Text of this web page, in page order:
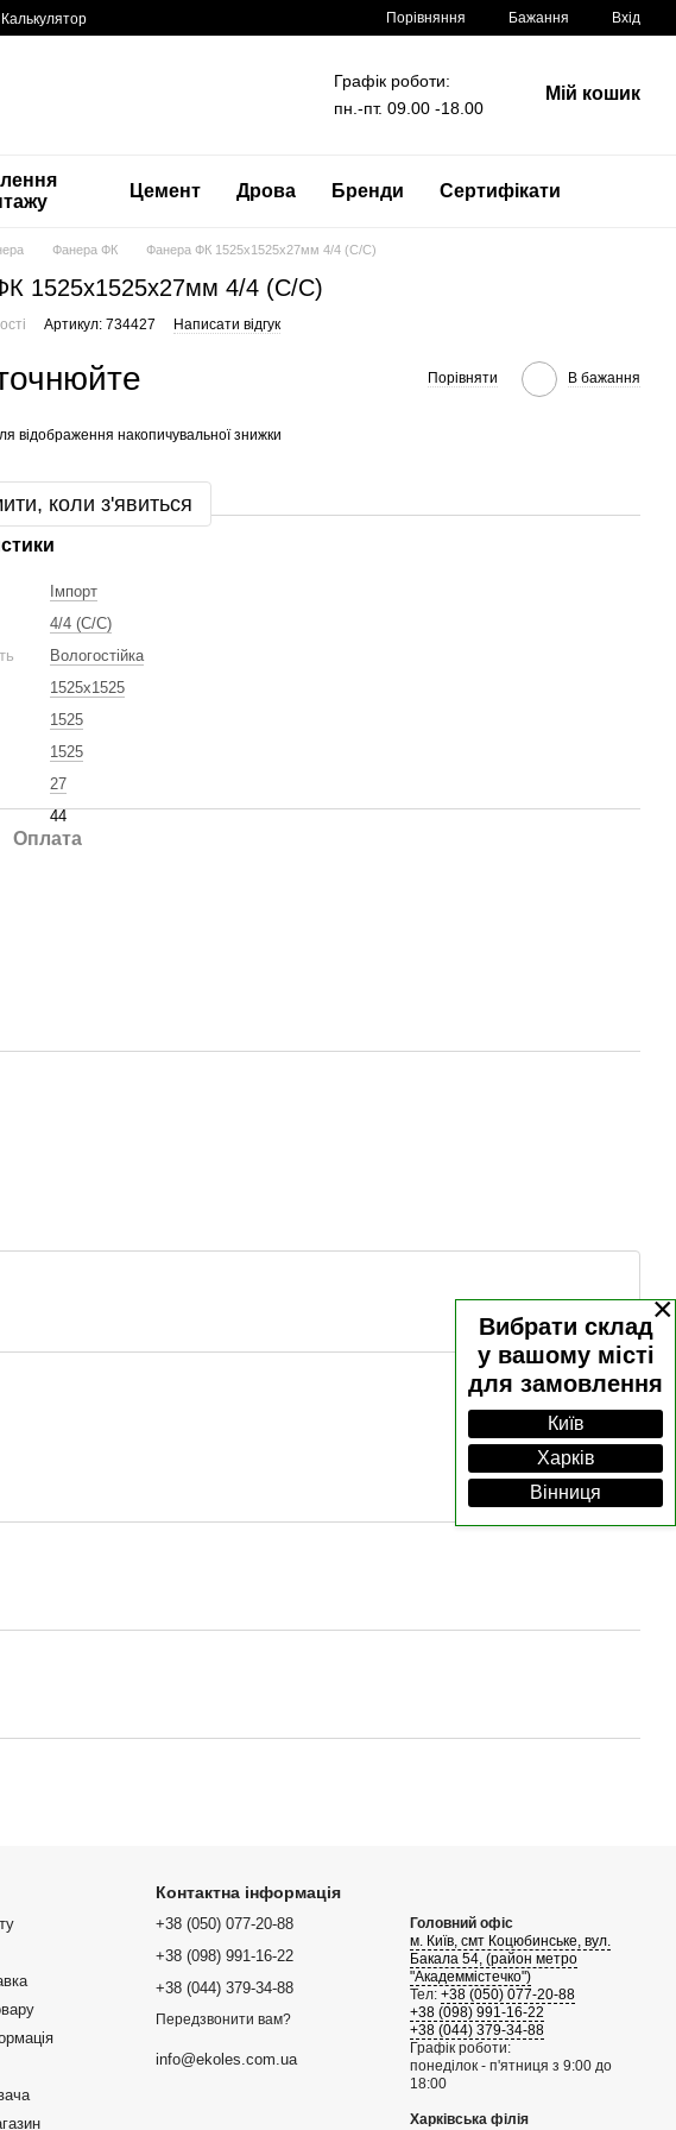
×
Вибрати склад
у вашому місті
для замовлення
Київ
Харків
Вінниця
Калькулятор Порівняння Бажання Вхід
Графік роботи:
пн.-пт. 09.00 -18.00
Мій кошик
Цемент Дрова Бренди Сертифікати
Фанера ФК Фанера ФК 1525x1525x27мм 4/4 (C/C)
1525x1525x27мм 4/4 (C/C)
Артикул: 734427 Написати відгук
Порівняти В бажання
відображення накопичувальної знижки
коли з'явиться
Імпорт
4/4 (C/C)
Вологостійка
1525x1525
1525
1525
27
44
Оплата
Контактна інформація
+38 (050) 077-20-88
+38 (098) 991-16-22
+38 (044) 379-34-88
Передзвонити вам?
info@ekoles.com.ua
Головний офіс
м. Київ, смт Коцюбинське, вул.
Бакала 54, (район метро
"Академмістечко")
Тел: +38 (050) 077-20-88
+38 (098) 991-16-22
+38 (044) 379-34-88
Графік роботи:
понеділок - п'ятниця з 9:00 до
18:00
Харківська філія